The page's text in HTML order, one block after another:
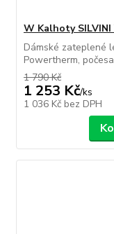
W Kalhoty SILVINI
Dámské zateplené
Powertherm,
1 790 Kč
1 253 Kč/ks
1 036 Kč bez DPH